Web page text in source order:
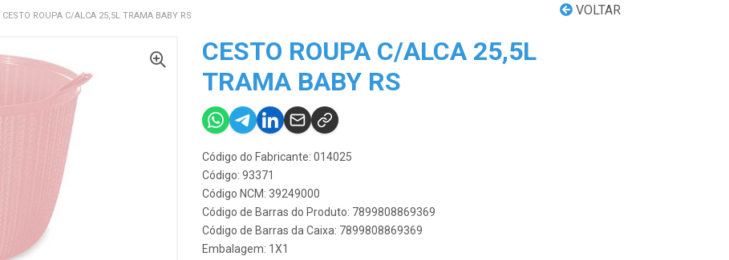
VOLTAR
CESTO ROUPA C/ALCA 25,5L TRAMA BABY RS
CESTO ROUPA C/ALCA 25,5L
TRAMA BABY RS
Código do Fabricante: 014025
Código: 93371
Código NCM: 39249000
Código de Barras do Produto: 7899808869369
Código de Barras da Caixa: 7899808869369
Embalagem: 1X1